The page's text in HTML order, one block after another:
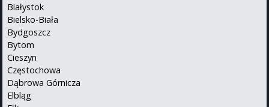
Białystok
Bielsko-Biała
Bydgoszcz
Bytom
Cieszyn
Częstochowa
Dąbrowa Górnicza
Elbląg